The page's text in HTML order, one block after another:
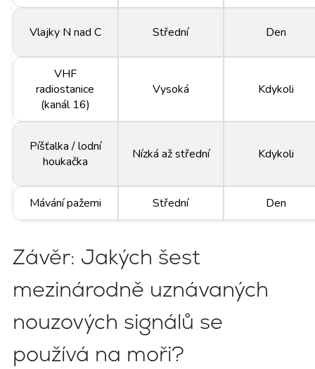
Vlajky N nad C Střední Den
VHF
radiostanice
(kanál 16)
Vysoká Kdykoli
Píšťalka / lodní
houkačka
Nízká až střední Kdykoli
Mávání pažemi Střední Den
Závěr: Jakých šest
mezinárodně uznávaných
nouzových signálů se
používá na moři?